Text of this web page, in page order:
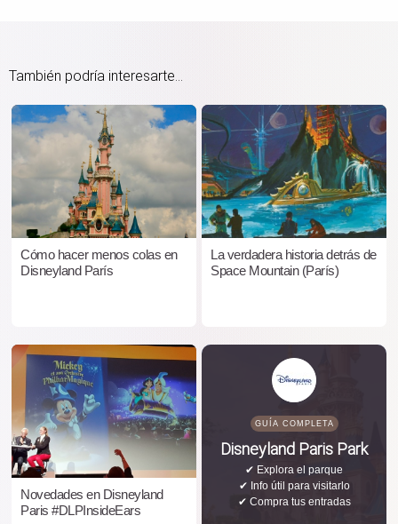
También podría interesarte...
Cómo hacer menos colas en
Disneyland París
La verdadera historia detrás de
Space Mountain (París)
Novedades en Disneyland
Paris #DLPInsideEars
GUÍA COMPLETA
Disneyland Paris Park
✔ Explora el parque
✔ Info útil para visitarlo
✔ Compra tus entradas